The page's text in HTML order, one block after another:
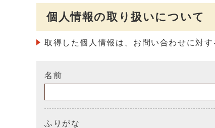
個人情報の取り扱いについて
取得した個人情報は、お問い合わせに対
名前
ふりがな